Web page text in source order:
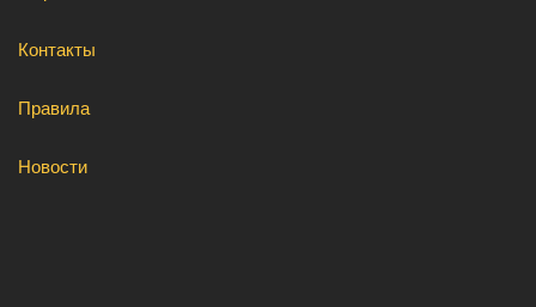
Контакты
Правила
Новости